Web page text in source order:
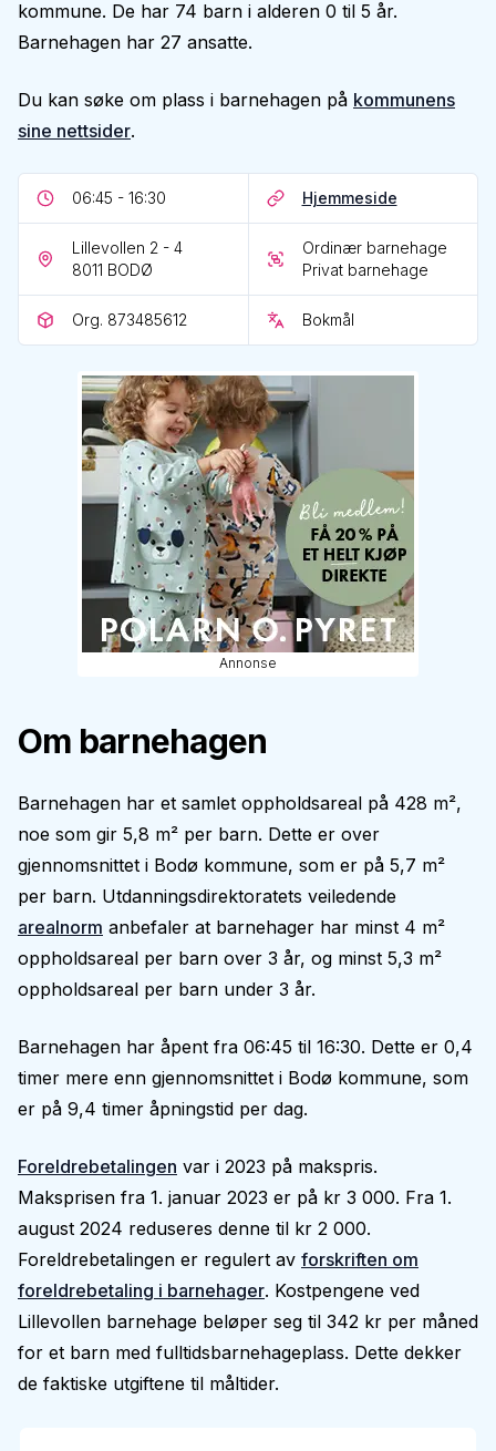
kommune. De har 74 barn i alderen 0 til 5 år.
Barnehagen har 27 ansatte.
Du kan søke om plass i barnehagen på kommunens
sine nettsider.
06:45 - 16:30 Hjemmeside
Lillevollen 2 - 4
8011 BODØ
Ordinær barnehage
Privat barnehage
Org. 873485612 Bokmål
Annonse
Om barnehagen
Barnehagen har et samlet oppholdsareal på 428 m²,
noe som gir 5,8 m² per barn. Dette er over
gjennomsnittet i Bodø kommune, som er på 5,7 m²
per barn. Utdanningsdirektoratets veiledende
arealnorm anbefaler at barnehager har minst 4 m²
oppholdsareal per barn over 3 år, og minst 5,3 m²
oppholdsareal per barn under 3 år.
Barnehagen har åpent fra 06:45 til 16:30. Dette er 0,4
timer mere enn gjennomsnittet i Bodø kommune, som
er på 9,4 timer åpningstid per dag.
Foreldrebetalingen var i 2023 på makspris.
Maksprisen fra 1. januar 2023 er på kr 3 000. Fra 1.
august 2024 reduseres denne til kr 2 000.
Foreldrebetalingen er regulert av forskriften om
foreldrebetaling i barnehager. Kostpengene ved
Lillevollen barnehage beløper seg til 342 kr per måned
for et barn med fulltidsbarnehageplass. Dette dekker
de faktiske utgiftene til måltider.